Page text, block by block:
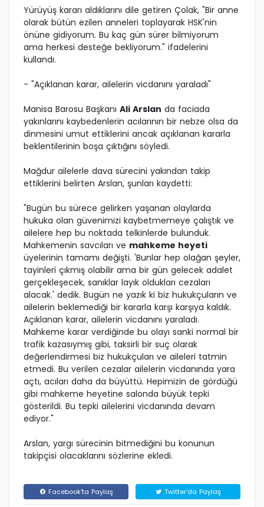
Yürüyüş kararı aldıklarını dile getiren Çolak, "Bir anne
olarak bütün ezilen anneleri toplayarak HSK'nin
önüne gidiyorum. Bu kaç gün sürer bilmiyorum
ama herkesi desteğe bekliyorum." ifadelerini
kullandı.
- "Açıklanan karar, ailelerin vicdanını yaraladı"
Manisa Barosu Başkanı Ali Arslan da faciada
yakınlarını kaybedenlerin acılarının bir nebze olsa da
dinmesini umut ettiklerini ancak açıklanan kararla
beklentilerinin boşa çıktığını söyledi.
Mağdur ailelerle dava sürecini yakından takip
ettiklerini belirten Arslan, şunları kaydetti:
"Bugün bu sürece gelirken yaşanan olaylarda
hukuka olan güvenimizi kaybetmemeye çalıştık ve
ailelere hep bu noktada telkinlerde bulunduk.
Mahkemenin savcıları ve mahkeme heyeti
üyelerinin tamamı değişti. 'Bunlar hep olağan şeyler,
tayinleri çıkmış olabilir ama bir gün gelecek adalet
gerçekleşecek, sanıklar layık oldukları cezaları
alacak.' dedik. Bugün ne yazık ki biz hukukçuların ve
ailelerin beklemediği bir kararla karşı karşıya kaldık.
Açıklanan karar, ailelerin vicdanını yaraladı.
Mahkeme karar verdiğinde bu olayı sanki normal bir
trafik kazasıymış gibi, taksirli bir suç olarak
değerlendirmesi biz hukukçuları ve aileleri tatmin
etmedi. Bu verilen cezalar ailelerin vicdanında yara
açtı, acıları daha da büyüttü. Hepimizin de gördüğü
gibi mahkeme heyetine salonda büyük tepki
gösterildi. Bu tepki ailelerini vicdanında devam
ediyor."
Arslan, yargı sürecinin bitmediğini bu konunun
takipçisi olacaklarını sözlerine ekledi.
Facebook'ta Paylaş Twitter'da Paylaş